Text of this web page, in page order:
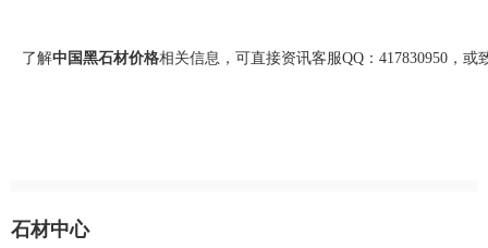
了解中国黑石材价格相关信息，可直接资讯客服QQ：417830950 ，或
石材中心